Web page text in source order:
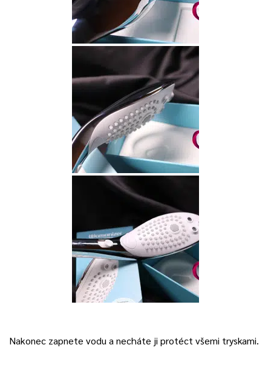
Nakonec zapnete vodu a necháte ji protéct všemi tryskami.